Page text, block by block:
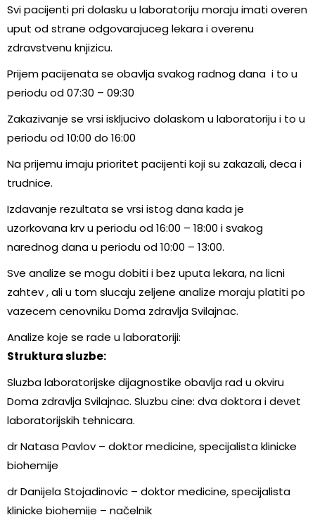
Svi pacijenti pri dolasku u laboratoriju moraju imati overen
uput od strane odgovarajuceg lekara i overenu
zdravstvenu knjizicu.
Prijem pacijenata se obavlja svakog radnog dana i to u
periodu od 07:30 – 09:30
Zakazivanje se vrsi iskljucivo dolaskom u laboratoriju i to u
periodu od 10:00 do 16:00
Na prijemu imaju prioritet pacijenti koji su zakazali, deca i
trudnice.
Izdavanje rezultata se vrsi istog dana kada je
uzorkovana krv u periodu od 16:00 – 18:00 i svakog
narednog dana u periodu od 10:00 – 13:00.
Sve analize se mogu dobiti i bez uputa lekara, na licni
zahtev , ali u tom slucaju zeljene analize moraju platiti po
vazecem cenovniku Doma zdravlja Svilajnac.
Analize koje se rade u laboratoriji:
Struktura sluzbe:
Sluzba laboratorijske dijagnostike obavlja rad u okviru
Doma zdravlja Svilajnac. Sluzbu cine: dva doktora i devet
laboratorijskih tehnicara.
dr Natasa Pavlov – doktor medicine, specijalista klinicke
biohemije
dr Danijela Stojadinovic – doktor medicine, specijalista
klinicke biohemije – načelnik